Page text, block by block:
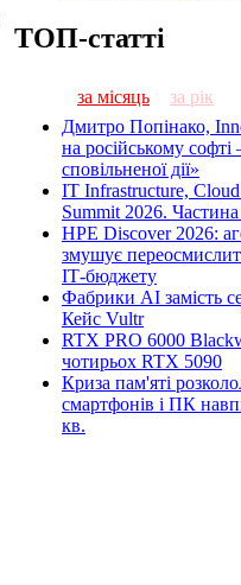
ТОП-статті
за місяць
за рік
Дмитро Попінако,
на російському софті
сповільненої дії»
IT Infrastructure,
Summit 2026. Частина
HPE Discover 2026:
змушує
ІТ-бюджету
Фабрики AI замість
Кейс Vultr
RTX PRO 6000
чотирьох RTX 5090
Криза пам'яті
смартфонів і ПК
кв.